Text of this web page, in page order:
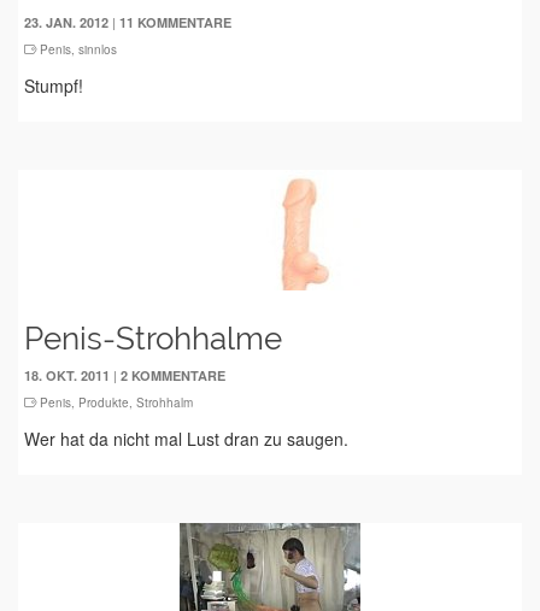
23. JAN. 2012 | 11 KOMMENTARE
Penis, sinnlos
Stumpf!
Penis-Strohhalme
18. OKT. 2011 | 2 KOMMENTARE
Penis, Produkte, Strohhalm
Wer hat da nicht mal Lust dran zu saugen.